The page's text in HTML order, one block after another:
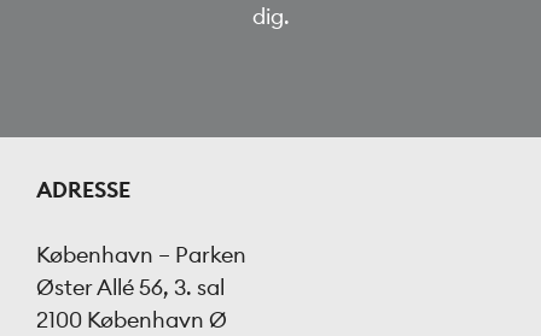
dig.
ADRESSE
København – Parken
Øster Allé 56, 3. sal
2100 København Ø